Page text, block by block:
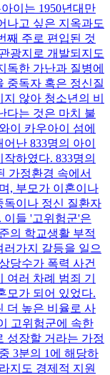
이는 1950년대만
나고 싶은 지옥과도
째 주로 편입된 것
광지로 개발되지도
독한 가난과 질병에
중독자 혹은 정신질
않아 청소년의 비
다는 것은 마치 불
이 카우아이 섬에
난 833명의 아이
하였다. 833명의
가정환경 속에서
, 부모가 이혼이나
독이나 정신 질환자
이들 '고위험군'은
의 학교생활 부적
가지 갈등을 일으
당수가 폭력 사건
러 차례 범죄 기
모가 되어 있었다.
더 높은 비율로 사
고위험군에 속한
성장할 거라는 가정
3분의 1에 해당하
지도 경제적 지원